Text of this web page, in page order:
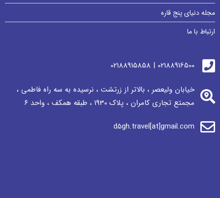
مجله دنیای پنج قاره
ارتباط با ما
02188916500 | 02188915858
خیابان ولیعصر ، بالاتر از زرتشت ، نرسيده به سه راه فاطمی ،
مجمتع تجاری كامران ، پلاک 1930 ، طبقه همکف ، واحد ٦
d5gh.travel[at]gmail.com